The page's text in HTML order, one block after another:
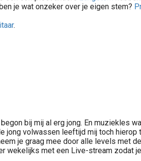
je wat onzeker over je eigen stem?
.
bij mij al erg jong. En muziekles
jong volwassen leeftijd mij toch
je graag mee door alle levels met
wekelijks met een Live-stream zodat